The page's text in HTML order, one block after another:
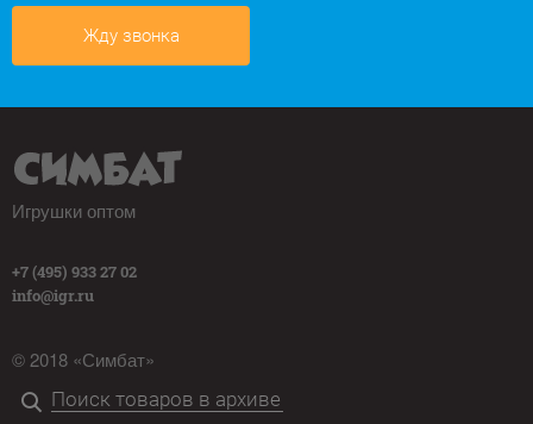
Жду звонка
Игрушки оптом
+7 (495) 933 27 02
info@igr.ru
© 2018 «Симбат»